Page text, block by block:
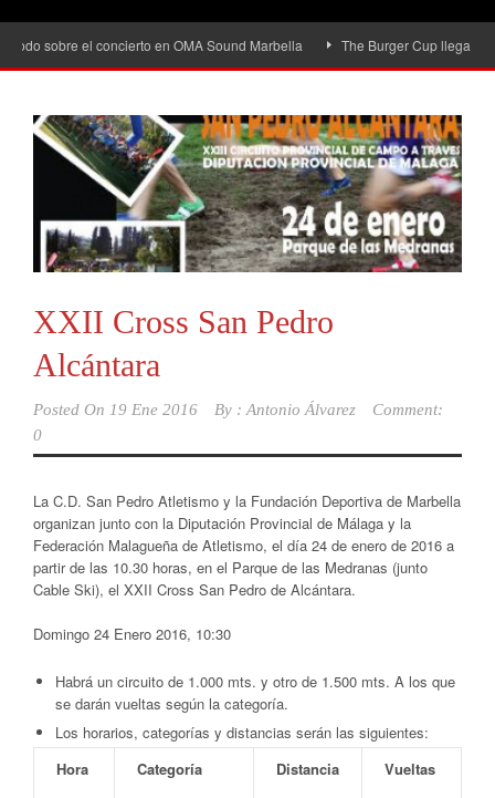
sobre el concierto en OMA Sound Marbella The Burger Cup llega a San
XXII Cross San Pedro
Alcántara
Posted On 19 Ene 2016 By : Antonio Álvarez
Comment:
0
La C.D. San Pedro Atletismo y la Fundación Deportiva de Marbella
organizan junto con la Diputación Provincial de Málaga y la
Federación Malagueña de Atletismo, el día 24 de enero de 2016 a
partir de las 10.30 horas, en el Parque de las Medranas (junto
Cable Ski), el XXII Cross San Pedro de Alcántara.
Domingo 24 Enero 2016, 10:30
Habrá un circuito de 1.000 mts. y otro de 1.500 mts. A los que
se darán vueltas según la categoría.
Los horarios, categorías y distancias serán las siguientes:
Hora
Categoría Distancia
Vueltas